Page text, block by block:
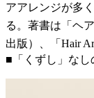
アアレンジが多
る。著書は「ヘ
出版）、「Hair
■「くずし」な